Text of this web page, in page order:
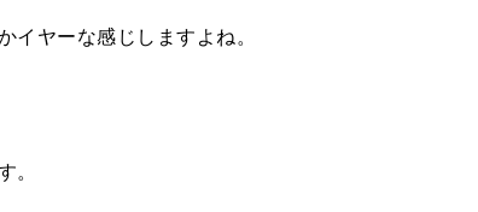
イヤーな感じしますよね。
。